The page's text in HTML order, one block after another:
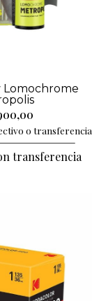
Lomochrome
o transferencia
transferencia